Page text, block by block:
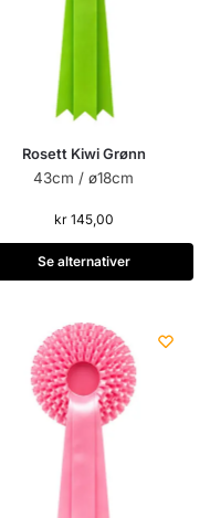
Rosett Kiwi Grønn
43cm / ø18cm
kr145,00
Se alternativer